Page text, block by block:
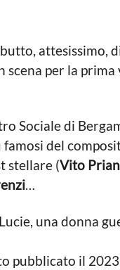
attesissimo,
scena per la
Sociale di
del
stellare (Vito
…
una donna
pubblicato il